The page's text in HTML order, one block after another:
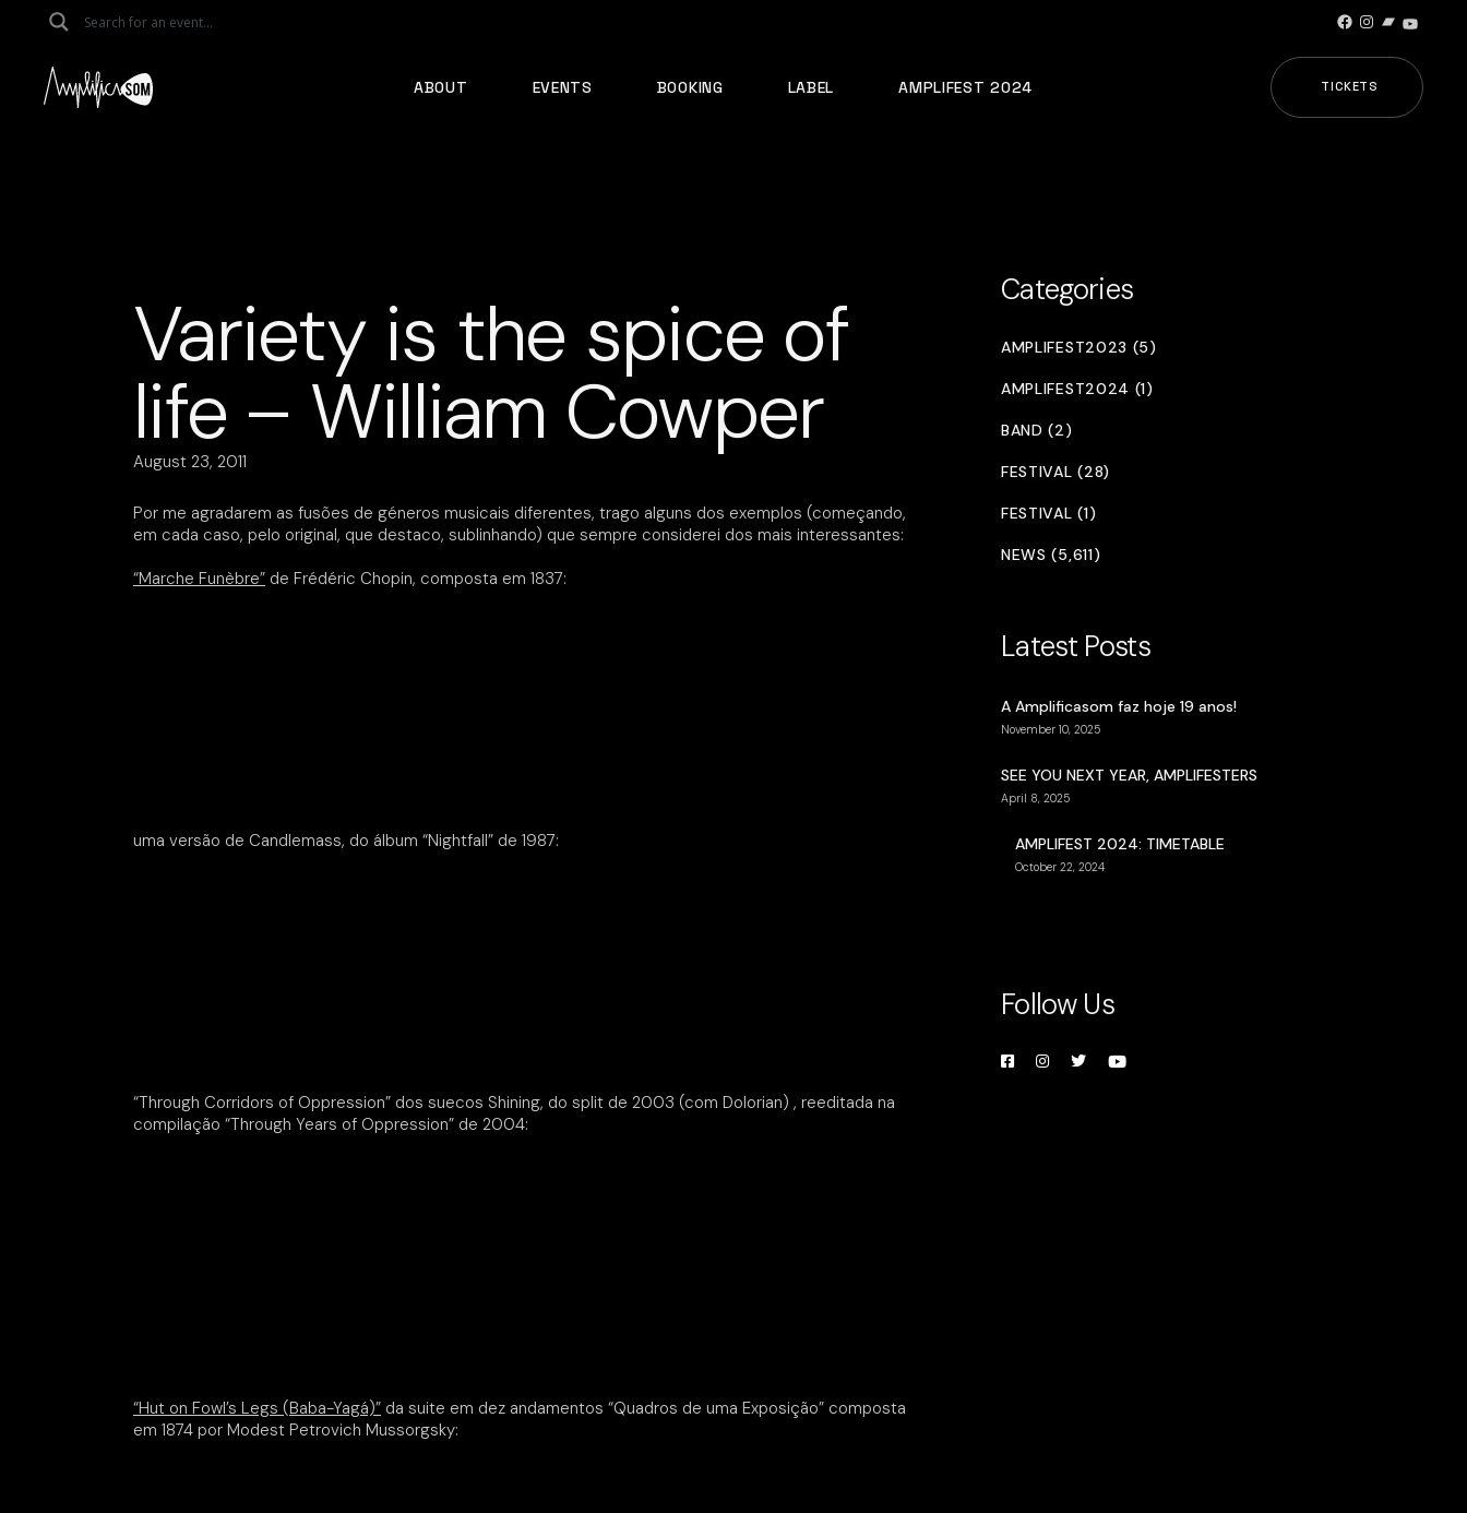
Facebook
Instagram
Bandcamp
ABOUT EVENTS BOOKING LABEL AMPLIFEST 2024 TICKETS
Variety is the spice of
life – William Cowper
August 23, 2011
Por me agradarem as fusões de géneros musicais diferentes, trago alguns dos exemplos (começando,
em cada caso, pelo original, que destaco, sublinhando) que sempre considerei dos mais interessantes:
“Marche Funèbre” de Frédéric Chopin, composta em 1837:
uma versão de Candlemass, do álbum “Nightfall” de 1987:
“Through Corridors of Oppression” dos suecos Shining, do split de 2003 (com Dolorian) , reeditada na
compilação “Through Years of Oppression” de 2004:
“Hut on Fowl’s Legs (Baba-Yagá)” da suite em dez andamentos “Quadros de uma Exposição” composta
em 1874 por Modest Petrovich Mussorgsky:
Categories
AMPLIFEST2023 (5)
AMPLIFEST2024 (1)
BAND (2)
FESTIVAL (28)
FESTIVAL (1)
NEWS (5,611)
Latest Posts
A Amplificasom faz hoje 19 anos!
November 10, 2025
SEE YOU NEXT YEAR, AMPLIFESTERS
April 8, 2025
AMPLIFEST 2024: TIMETABLE
October 22, 2024
Follow Us